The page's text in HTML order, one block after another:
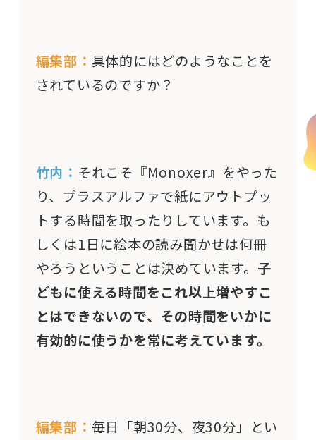
編集部： 具体的にはどのようなことを
されているのですか？
竹内： それこそ『Monoxer』をやった
り、プラスアルファで紙にアウトプッ
トする時間を取ったりしています。も
しくは1日に絵本の読み聞かせは何冊
やろうということは決めています。 子
どもに使える時間をこれ以上増やすこ
とはできないので、その時間をいかに
有効的に使うかを常に考えています。
編集部： 毎日「朝30分、夜30分」とい